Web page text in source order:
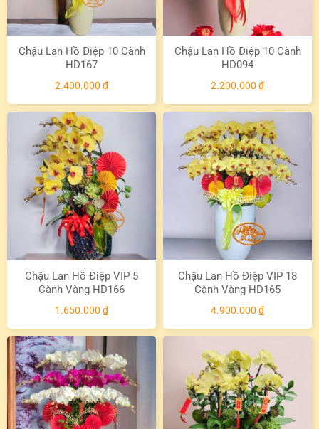
Chậu Lan Hồ Điệp 10 Cành
HD167
2.400.000 ₫
Chậu Lan Hồ Điệp 10 Cành
HD094
2.200.000 ₫
Chậu Lan Hồ Điệp VIP 5
Cành Vàng HD166
1.650.000 ₫
Chậu Lan Hồ Điệp VIP 18
Cành Vàng HD165
4.900.000 ₫